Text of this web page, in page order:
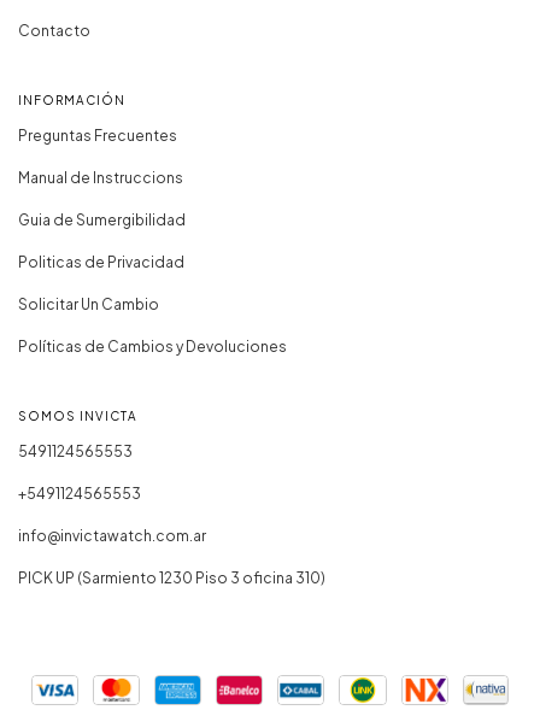
Contacto
INFORMACIÓN
Preguntas Frecuentes
Manual de Instruccions
Guia de Sumergibilidad
Politicas de Privacidad
Solicitar Un Cambio
Políticas de Cambios y Devoluciones
SOMOS INVICTA
5491124565553
+5491124565553
info@invictawatch.com.ar
PICK UP (Sarmiento 1230 Piso 3 oficina 310)